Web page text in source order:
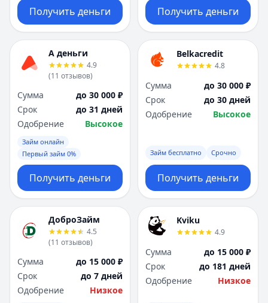
Получить деньги Получить деньги
А деньги
4.9
(11 отзывов)
Сумма
до 30 000 ₽
Срок
до 31 дней
Одобрение
Высокое
Займ онлайн
Первый займ 0%
Получить деньги
Belkacredit
4.8
Сумма
до 30 000 ₽
Срок
до 30 дней
Одобрение
Высокое
Займ бесплатно Срочно
Получить деньги
ДоброЗайм
4.5
(11 отзывов)
Сумма
до 15 000 ₽
Срок
до 7 дней
Одобрение
Низкое
Kviku
4.9
Сумма
до 15 000 ₽
Срок
до 181 дней
Одобрение
Низкое